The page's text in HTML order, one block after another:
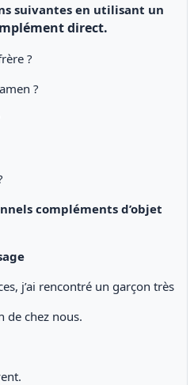
suivantes en utilisant un
direct.
?
?
compléments d’objet
j’ai rencontré un garçon très
de chez nous.